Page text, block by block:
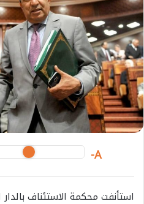
a
n
e
m
a
i
l
A-
استأنفت محكمة الاستئناف